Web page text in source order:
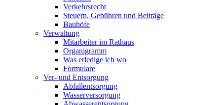
Verkehrsrecht
Steuern, Gebühren und Beiträge
Bauhöfe
Verwaltung
Mitarbeiter im Rathaus
Organigramm
Was erledige ich wo
Formulare
Ver- und Entsorgung
Abfallentsorgung
Wasserversorgung